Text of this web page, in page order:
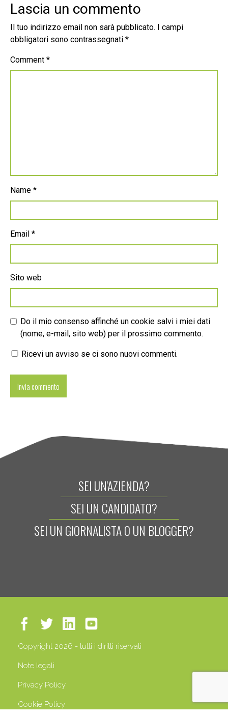
Lascia un commento
Il tuo indirizzo email non sarà pubblicato.
I campi
obbligatori sono contrassegnati *
Comment *
Name *
Email *
Sito web
Do il mio consenso affinché un cookie salvi i miei dati
(nome, e-mail, sito web) per il prossimo commento.
Ricevi un avviso se ci sono nuovi commenti.
SEI UN'AZIENDA?
SEI UN CANDIDATO?
SEI UN GIORNALISTA O UN BLOGGER?
Copyright 2026 - tutti i diritti riservati
Note legali
Privacy Policy
Cookie Policy